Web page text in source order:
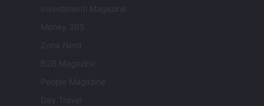
Investimenti Magazine
Money 365
Zona Nerd
B2B Magazine
People Magazine
Day Travel